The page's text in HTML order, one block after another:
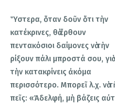
Ὕστερα, ὅταν δοῦν ὅτι τὴν
κατέκρινες, θὰ ἔρθουν
πεντακόσιοι δαίμονες νὰ τὴν
ρίξουν πάλι μπροστά σου, γιὰ
τὴν κατακρίνεις ἀκόμα
περισσότερο. Μπορεῖ λ.χ. νὰ
πεῖς: «Ἀδελφή, μὴ βάζεις